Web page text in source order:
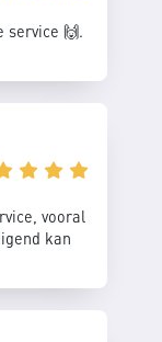
service 🙌.
vooral
kan